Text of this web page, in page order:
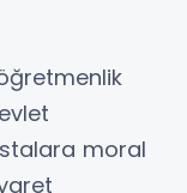
moral